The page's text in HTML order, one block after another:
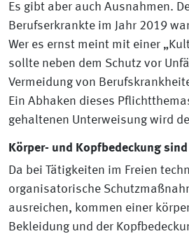
Es gibt aber auch Ausnahmen.
Berufserkrankte im Jahr 2019
Wer es ernst meint mit einer
sollte neben dem Schutz vor
Vermeidung von
Ein Abhaken dieses
gehaltenen Unterweisung wird
Körper- und Kopfbedeckung
Da bei Tätigkeiten im Freien
organisatorische
ausreichen, kommen einer
Bekleidung und der